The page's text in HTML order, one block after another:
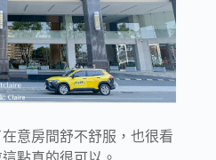
意房間舒不舒服，也很看